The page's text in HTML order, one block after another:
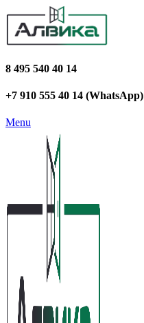
8 495 540 40 14
+7 910 555 40 14 (WhatsApp)
Menu